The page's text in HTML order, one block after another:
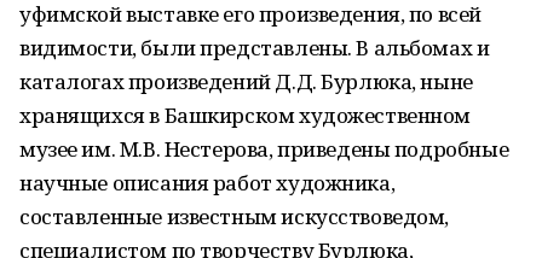
уфимской выставке его произведения, по всей
видимости, были представлены. В альбомах и
каталогах произведений Д.Д. Бурлюка, ныне
хранящихся в Башкирском художественном
музее им. М.В. Нестерова, приведены подробные
научные описания работ художника,
составленные известным искусствоведом,
специалистом по творчеству Бурлюка,